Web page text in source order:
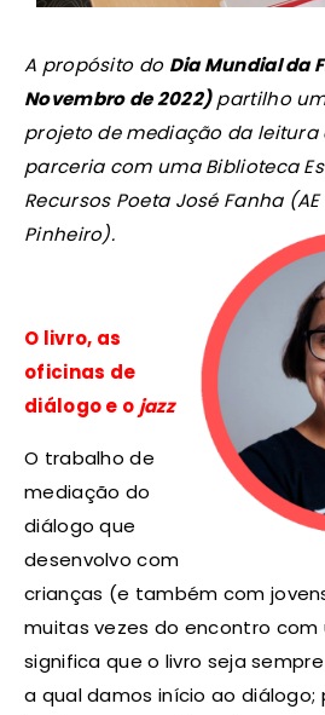
A propósito do Dia Mundial da
Novembro de 2022)partilho
projeto de mediação da leitura
parceria com uma Biblioteca
Recursos Poeta José Fanha
Pinheiro).
O livro, as
oficinas de
diálogo e ojazz
O trabalho de
mediação do
diálogo que
desenvolvo com
crianças (e também com
muitas vezes do encontro com
significa que o livro seja
a qual damos início ao diálogo;